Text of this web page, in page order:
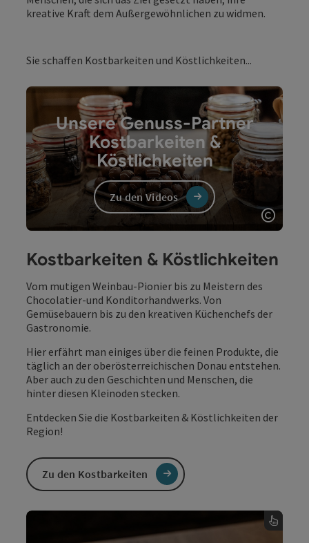
kreative Kraft dem Außergewöhnlichen zu widmen.
Sie schaffen Kostbarkeiten und Köstlichkeiten...
Unsere Genuss-Partner
Kostbarkeiten &
Köstlichkeiten
Zu den Videos
Kostbarkeiten & Köstlichkeiten
Vom mutigen Weinbau-Pionier bis zu Meistern des
Chocolatier-und Konditorhandwerks. Von
Gemüsebauern bis zu den kreativen Küchenchefs der
Gastronomie.
Hier erfährt man einiges über die feinen Produkte, die
täglich an der oberösterreichischen Donau entstehen.
Aber auch zu den Geschichten und Menschen, die
hinter diesen Kleinoden stecken.
Entdecken Sie die Kostbarkeiten & Köstlichkeiten der
Region!
Zu den Kostbarkeiten
Veredelt & verfeinert